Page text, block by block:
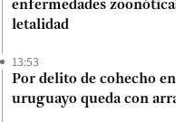
enfermedades
letalidad
13:53
Por delito de cohecho
uruguayo queda con